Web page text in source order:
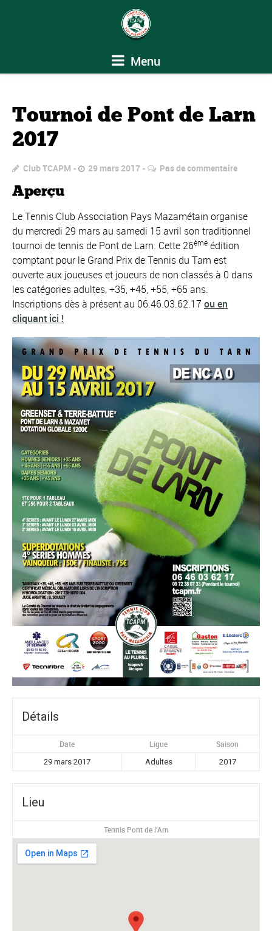
Menu
Tournoi de Pont de Larn
2017
Club TCAPM 29 mars 2017 Pas de commentaire
Aperçu
Le Tennis Club Association Pays Mazamétain organise
du mercredi 29 mars au samedi 15 avril son traditionnel
tournoi de tennis de Pont de Larn. Cette 26ème édition
comptant pour le Grand Prix de Tennis du Tarn est
ouverte aux joueuses et joueurs de non classés à 0 dans
les catégories adultes, +35, +45, +55, +65 ans.
Inscriptions dès à présent au 06.46.03.62.17ou en
cliquant ici !
Détails
Date Ligue Saison
29 mars 2017 Adultes 2017
Lieu
Tennis Pont de l'Arn